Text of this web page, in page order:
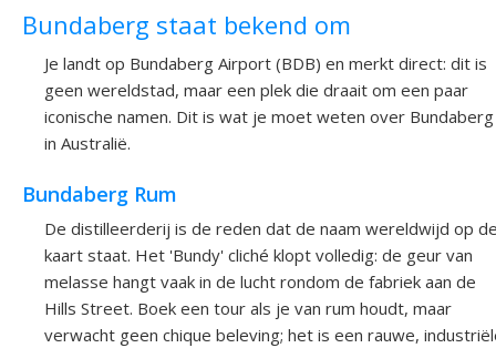
Bundaberg staat bekend om
Je landt op Bundaberg Airport (BDB) en merkt direct: dit is
geen wereldstad, maar een plek die draait om een paar
iconische namen. Dit is wat je moet weten over Bundaberg
in Australië.
Bundaberg Rum
De distilleerderij is de reden dat de naam wereldwijd op
kaart staat. Het 'Bundy' cliché klopt volledig: de geur van
melasse hangt vaak in de lucht rondom de fabriek aan de
Hills Street. Boek een tour als je van rum houdt, maar
verwacht geen chique beleving; het is een rauwe,